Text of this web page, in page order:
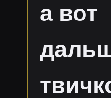
а вот